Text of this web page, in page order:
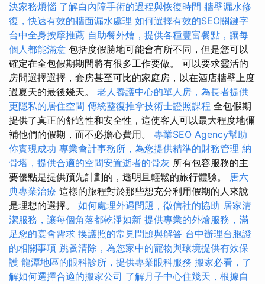
決家務煩惱 了解白內障手術的過程與恢復時間 牆壁漏水修
復，快速有效的牆面漏水處理 如何選擇有效的SEO關鍵字
台中全身按摩推薦 自助餐外燴，提供各種豐富餐點，讓每
個人都能滿意 包括度假勝地可能會有所不同，但是您可以
確定在全包假期期間將有很多工作要做。 可以要求靈活的
房間選擇選擇，套房甚至可比的家庭房，以在酒店牆壁上度
過夏天的最後幾天。 老人養護中心的單人房，為長者提供
更隱私的居住空間 傳統整復推拿技術士證照課程 全包假期
提供了真正的舒適性和安全性，這使客人可以最大程度地彌
補他們的假期，而不必擔心費用。 專業SEO Agency幫助
你實現成功 專業會計事務所，為您提供精準的財務管理 納
骨塔，提供合適的空間安置逝者的骨灰 所有包容服務的主
要優點是提供預先計劃的，透明且輕鬆的旅行體驗。 唐六
典專業治療 這樣的旅程對於那些想充分利用假期的人來說
是理想的選擇。 如何處理外遇問題，徵信社的協助 居家清
潔服務，讓每個角落都乾淨如新 提供專業的外燴服務，滿
足您的宴會需求 換護照的常見問題與解答 台中辦理台胞證
的相關事項 跳蚤清除，為您家中的寵物與環境提供有效保
護 龍潭地區的眼科診所，提供專業眼科服務 搬家必看，了
解如何選擇合適的搬家公司 了解月子中心住幾天，根據自